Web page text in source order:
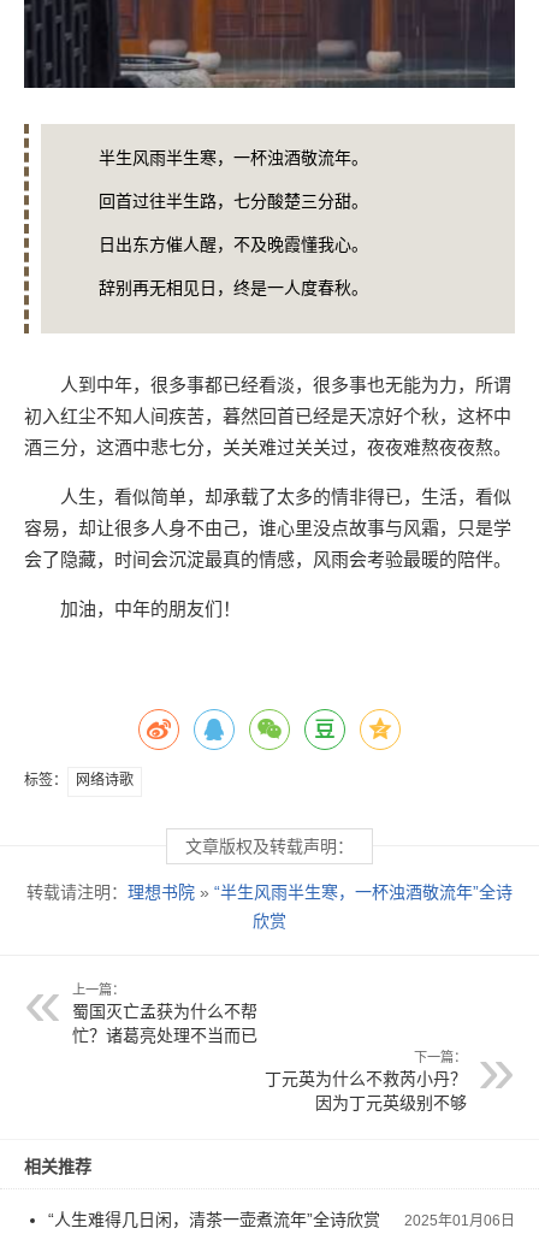
半生风雨半生寒，一杯浊酒敬流年。
回首过往半生路，七分酸楚三分甜。
日出东方催人醒，不及晚霞懂我心。
辞别再无相见日，终是一人度春秋。
人到中年，很多事都已经看淡，很多事也无能为力，所谓
初入红尘不知人间疾苦，暮然回首已经是天凉好个秋，这杯中
酒三分，这酒中悲七分，关关难过关关过，夜夜难熬夜夜熬。
人生，看似简单，却承载了太多的情非得已，生活，看似
容易，却让很多人身不由己，谁心里没点故事与风霜，只是学
会了隐藏，时间会沉淀最真的情感，风雨会考验最暖的陪伴。
加油，中年的朋友们！
标签： 网络诗歌
文章版权及转载声明：
转载请注明： 理想书院 » “半生风雨半生寒，一杯浊酒敬流年”全诗
欣赏
上一篇：
蜀国灭亡孟获为什么不帮
忙？诸葛亮处理不当而已
下一篇：
丁元英为什么不救芮小丹？
因为丁元英级别不够
相关推荐
“人生难得几日闲，清茶一壶煮流年”全诗欣赏 2025年01月06日